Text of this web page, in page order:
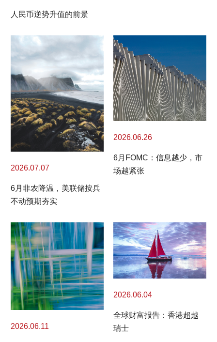
人民币逆势升值的前景
2026.07.07
6月非农降温，美联储按兵
不动预期夯实
2026.06.26
6月FOMC：信息越少，市
场越紧张
2026.06.11
2026.06.04
全球财富报告：香港超越
瑞士